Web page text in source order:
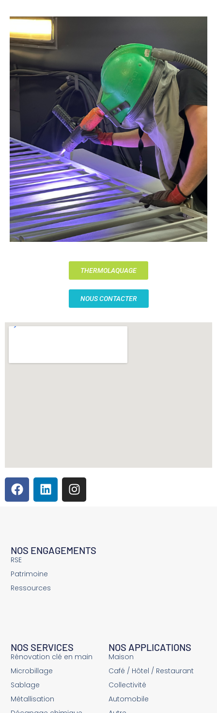
THERMOLAQUAGE
NOUS CONTACTER
NOS APPLICATIONS
Maison
Café / Hôtel / Restaurant
Collectivité
Automobile
NOS SERVICES
Rénovation clé en main
Microbillage
Sablage
Métallisation
NOS ENGAGEMENTS
RSE
Patrimoine
Ressources